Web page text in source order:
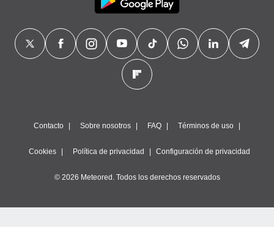
Contacto Sobre nosotros FAQ Términos de uso
Cookies Política de privacidad Configuración de privacidad
© 2026 Meteored. Todos los derechos reservados